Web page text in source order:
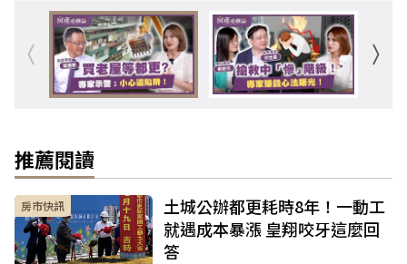
推薦閱讀
房市快訊
土城公辦都更耗時8年！一動工
就遇成本暴漲 皇翔咬牙這麼回
答